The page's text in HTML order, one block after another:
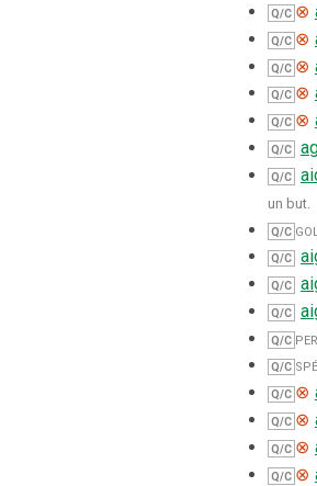
Q/C ⊗
Q/C ⊗
Q/C ⊗
Q/C ⊗
Q/C ⊗
Q/C
Q/C
un but.
Q/C
Q/C
Q/C
Q/C
Q/C
Q/C
Q/C ⊗
Q/C ⊗
Q/C ⊗
Q/C ⊗